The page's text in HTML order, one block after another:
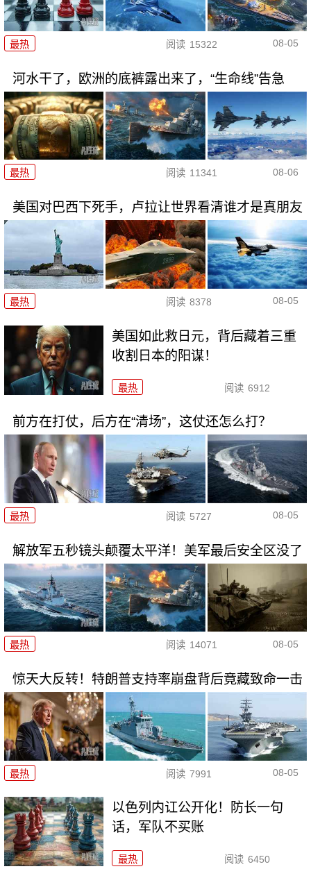
最热 阅读 15322 08-05
河水干了，欧洲的底裤露出来了，“生命线”告急
最热 阅读 11341 08-06
美国对巴西下死手，卢拉让世界看清谁才是真朋友
最热 阅读 8378 08-05
美国如此救日元，背后藏着三重
收割日本的阳谋！
最热 阅读 6912
前方在打仗，后方在“清场”，这仗还怎么打？
最热 阅读 5727 08-05
解放军五秒镜头颠覆太平洋！美军最后安全区没了
最热 阅读 14071 08-05
惊天大反转！特朗普支持率崩盘背后竟藏致命一击
最热 阅读 7991 08-05
以色列内讧公开化！防长一句
话，军队不买账
最热 阅读 6450